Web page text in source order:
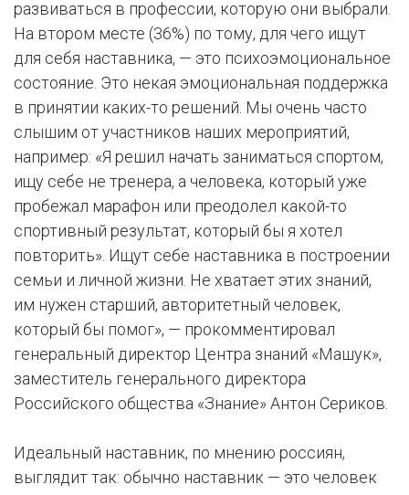
развиваться в профессии, которую они выбрали.
На втором месте (36%) по тому, для чего ищут
для себя наставника, — это психоэмоциональное
состояние. Это некая эмоциональная поддержка
в принятии каких-то решений. Мы очень часто
слышим от участников наших мероприятий,
например: «Я решил начать заниматься спортом,
ищу себе не тренера, а человека, который уже
пробежал марафон или преодолел какой-то
спортивный результат, который бы я хотел
повторить». Ищут себе наставника в построении
семьи и личной жизни. Не хватает этих знаний,
им нужен старший, авторитетный человек,
который бы помог», — прокомментировал
генеральный директор Центра знаний «Машук»,
заместитель генерального директора
Российского общества «Знание» Антон Сериков.
Идеальный наставник, по мнению россиян,
выглядит так: обычно наставник — это человек